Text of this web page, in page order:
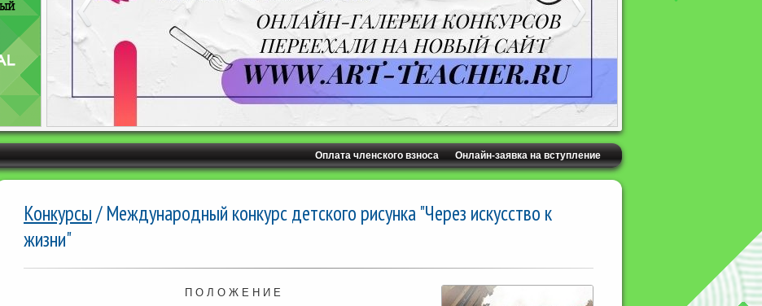
Онлайн-заявка на вступление
Оплата членского взноса
Конкурсы/ Международный конкурс детского рисунка "Через искусство к
жизни"
П О Л О Ж Е Н И Е